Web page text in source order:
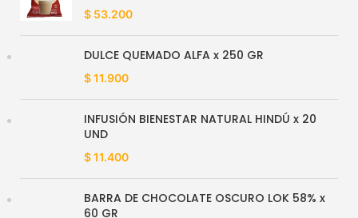
$ 53.200
DULCE QUEMADO ALFA x 250 GR
$11.900
INFUSIÓN BIENESTAR NATURAL HINDÚ x 20
UND
$11.400
BARRA DE CHOCOLATE OSCURO LOK 58% x
60 GR